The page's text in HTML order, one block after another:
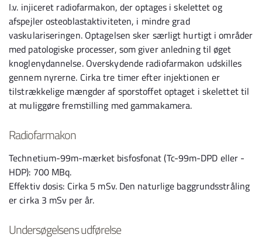
I.v. injiceret radiofarmakon, der optages i skelettet og
afspejler osteoblastaktiviteten, i mindre grad
vaskulariseringen. Optagelsen sker særligt hurtigt i områder
med patologiske processer, som giver anledning til øget
knoglenydannelse. Overskydende radiofarmakon udskilles
gennem nyrerne. Cirka tre timer efter injektionen er
tilstrækkelige mængder af sporstoffet optaget i skelettet til
at muliggøre fremstilling med gammakamera.
Radiofarmakon
Technetium-99m-mærket bisfosfonat (Tc-99m-DPD eller -
HDP): 700 MBq.
Effektiv dosis: Cirka 5 mSv. Den naturlige baggrundsstråling
er cirka 3 mSv per år.
Undersøgelsens udførelse